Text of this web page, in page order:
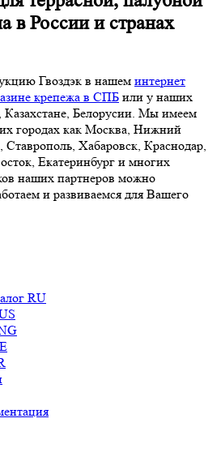
в России и странах
Гвоздэк в нашем интернет
крепежа в СПБ или у наших
Казахстане, Белорусии. Мы имеем
городах как Москва, Нижний
Хабаровск, Краснодар,
Екатеринбург и многих
наших партнеров можно
и развиваемся для Вашего
RU